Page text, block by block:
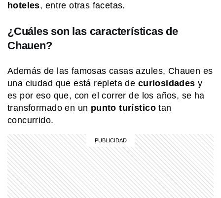
hoteles, entre otras facetas.
¿Cuáles son las características de
Chauen?
Además de las famosas casas azules, Chauen es
una ciudad que está repleta de curiosidades y
es por eso que, con el correr de los años, se ha
transformado en un punto turísticotan
concurrido.
Cementerio El Salvador: el histórico
MI PAIS
24 de junio: ¿Por qué es uno de los
días más "argentinos" que existe?
La historia de Cosquín Rock: el
festival que cambió la música
argentina
EL MUNDO
La imponente cumbre tropical que se